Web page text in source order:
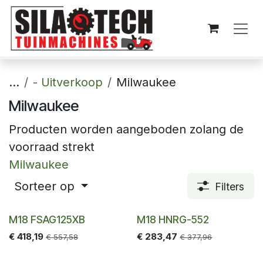
Overslaan naar inhoud
... - Uitverkoop Milwaukee
Milwaukee
Producten worden aangeboden zolang de
voorraad strekt
Milwaukee
Sorteer op
Filters
-25%
M18 FSAG125XB
€ 418,19 €557,58
-25%
M18 HNRG-552
€ 283,47 €377,96